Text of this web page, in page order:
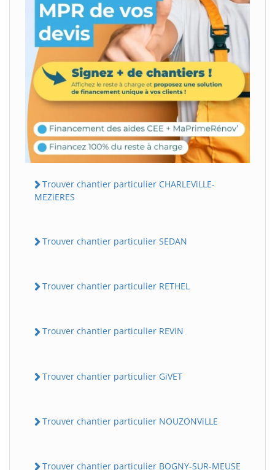
Trouver chantier particulier CHARLEViLLE-
MEZiERES
Trouver chantier particulier SEDAN
Trouver chantier particulier RETHEL
Trouver chantier particulier REViN
Trouver chantier particulier GiVET
Trouver chantier particulier NOUZONViLLE
Trouver chantier particulier BOGNY-SUR-MEUSE